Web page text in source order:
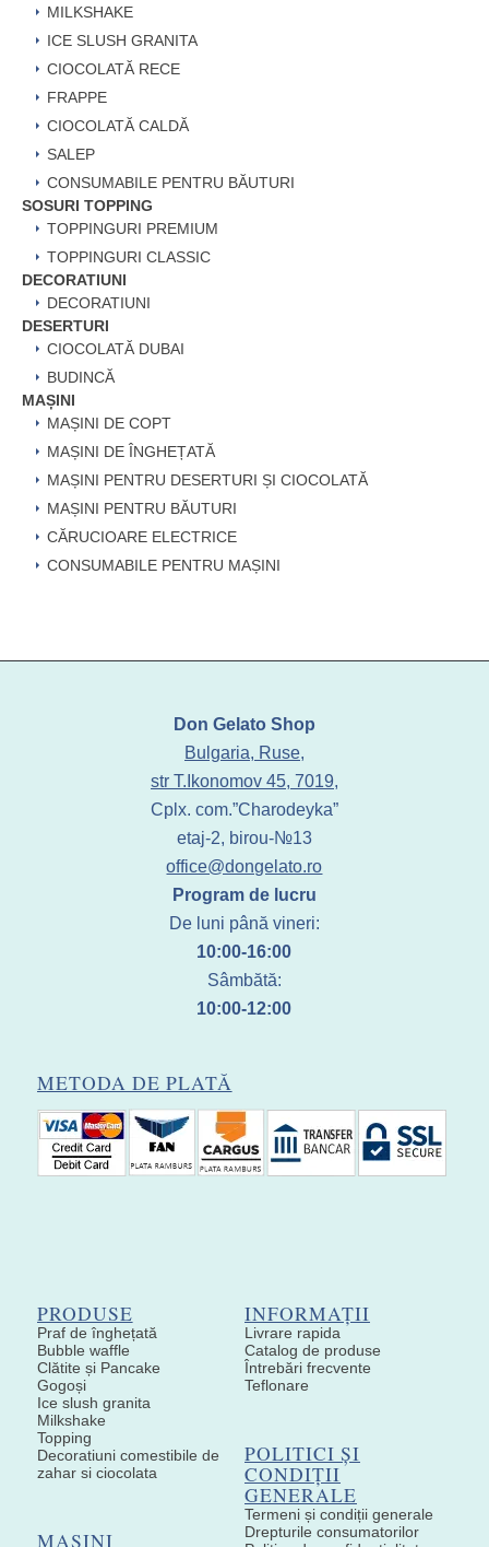
MILKSHAKE
ICE SLUSH GRANITA
CIOCOLATĂ RECE
FRAPPE
CIOCOLATĂ CALDĂ
SALEP
CONSUMABILE PENTRU BĂUTURI
SOSURI TOPPING
TOPPINGURI PREMIUM
TOPPINGURI CLASSIC
DECORATIUNI
DECORATIUNI
DESERTURI
CIOCOLATĂ DUBAI
BUDINCĂ
MAȘINI
MAȘINI DE COPT
MAȘINI DE ÎNGHEȚATĂ
MAȘINI PENTRU DESERTURI ȘI CIOCOLATĂ
MAȘINI PENTRU BĂUTURI
CĂRUCIOARE ELECTRICE
CONSUMABILE PENTRU MAȘINI
Don Gelato Shop
Bulgaria, Ruse,
str T.Ikonomov 45, 7019,
Cplx. com.”Charodeyka”
etaj-2, birou-№13
office@dongelato.ro
Program de lucru
De luni până vineri:
10:00-16:00
Sâmbătă:
10:00-12:00
METODA DE PLATĂ
PRODUSE
Praf de înghețată
Bubble waffle
Clătite și Pancake
Gogoși
Ice slush granita
Milkshake
Topping
Decoratiuni comestibile de
zahar si ciocolata
MAȘINI
INFORMAȚII
Livrare rapida
Catalog de produse
Întrebări frecvente
Teflonare
POLITICI ȘI
CONDIȚII
GENERALE
Termeni și condiții generale
Drepturile consumatorilor